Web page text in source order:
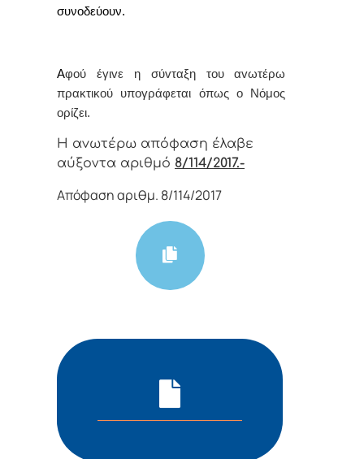
συνοδεύουν.
Αφoύ έγιvε η σύvταξη τoυ αvωτέρω
πρακτικoύ υπoγράφεται όπως o Νόμoς
oρίζει.
Η αvωτέρω απόφαση έλαβε
αύξοντα αριθμό 8/114/2017.-
Απόφαση αριθμ. 8/114/2017